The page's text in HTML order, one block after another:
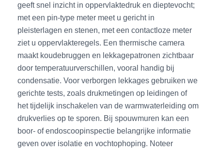
geeft snel inzicht in oppervlaktedruk en dieptevocht;
met een pin-type meter meet u gericht in
pleisterlagen en stenen, met een contactloze meter
ziet u oppervlakteregels. Een thermische camera
maakt koudebruggen en lekkagepatronen zichtbaar
door temperatuurverschillen, vooral handig bij
condensatie. Voor verborgen lekkages gebruiken we
gerichte tests, zoals drukmetingen op leidingen of
het tijdelijk inschakelen van de warmwaterleiding om
drukverlies op te sporen. Bij spouwmuren kan een
boor- of endoscoopinspectie belangrijke informatie
geven over isolatie en vochtophoping. Noteer